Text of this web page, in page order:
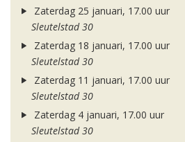
Zaterdag 25 januari, 17.00 uur
Sleutelstad 30
Zaterdag 18 januari, 17.00 uur
Sleutelstad 30
Zaterdag 11 januari, 17.00 uur
Sleutelstad 30
Zaterdag 4 januari, 17.00 uur
Sleutelstad 30